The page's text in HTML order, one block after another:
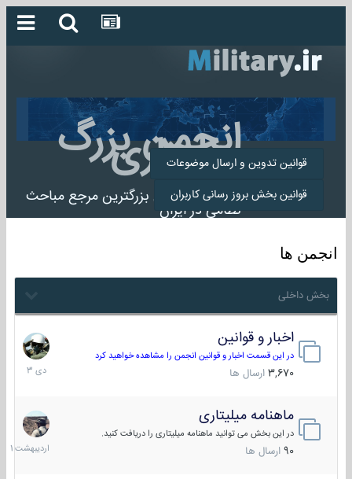
انجمن بزرگ
میلیتاری
انجمن میلیتاری بزرگترین مرجع مباحث
نظامی در ایران
قوانین تدوین و ارسال موضوعات
قوانین بخش بروز رسانی کاربران
انجمن ها
بخش داخلی
اخبار و قوانین
در این قسمت اخبار و قوانین انجمن را مشاهده خواهید کرد
3,670 ارسال ها
22
دی
1403
ماهنامه میلیتاری
در این بخش می توانید ماهنامه میلیتاری را دریافت کنید.
90 ارسال ها
30
1401